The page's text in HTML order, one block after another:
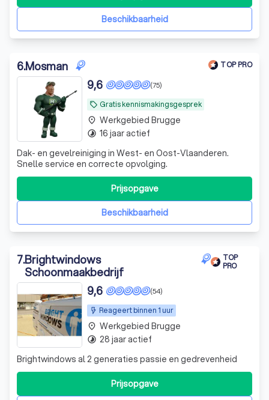
Beschikbaarheid
6.Mosman TOP PRO
local_offer Gratis kennismakingsgesprek
(75)
9,6
Dak- en gevelreiniging in West- en Oost-Vlaanderen.
Snelle service en correcte opvolging.
Beschikbaarheid
Prijsopgave
place Werkgebied Brugge
timelapse 16 jaar actief
7.Brightwindows
Schoonmaakbedrijf
TOP
PRO
Reageert binnen 1 uur
(54)
9,6
Brightwindows al 2 generaties passie en gedrevenheid
Prijsopgave
place Werkgebied Brugge
timelapse 28 jaar actief